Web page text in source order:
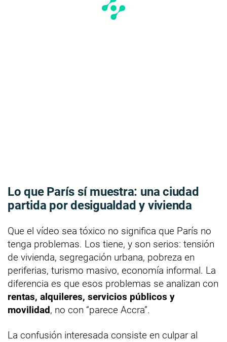
Lo que París sí muestra: una ciudad
partida por desigualdad y vivienda
Que el vídeo sea tóxico no significa que París no
tenga problemas. Los tiene, y son serios: tensión
de vivienda, segregación urbana, pobreza en
periferias, turismo masivo, economía informal. La
diferencia es que esos problemas se analizan con
rentas, alquileres, servicios públicos y
movilidad, no con “parece Accra”.
La confusión interesada consiste en culpar al